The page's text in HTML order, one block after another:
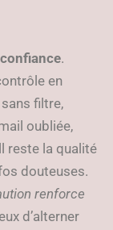
.
en
filtre,
oubliée,
reste la qualité
douteuses.
renforce
d’alterner